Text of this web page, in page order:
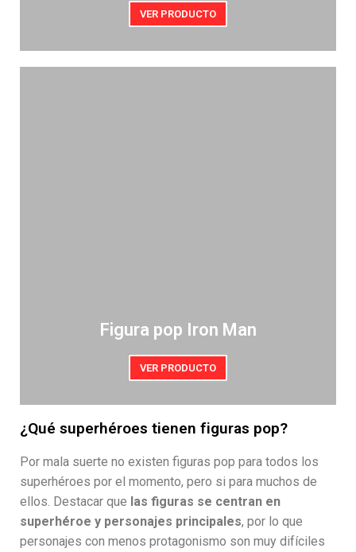
VER PRODUCTO
Figura pop Iron Man
VER PRODUCTO
¿Qué superhéroes tienen figuras pop?
Por mala suerte no existen figuras pop para todos los
superhéroes por el momento, pero si para muchos de
ellos. Destacar que las figuras se centran en
superhéroe y personajes principales, por lo que
personajes con menos protagonismo son muy difíciles